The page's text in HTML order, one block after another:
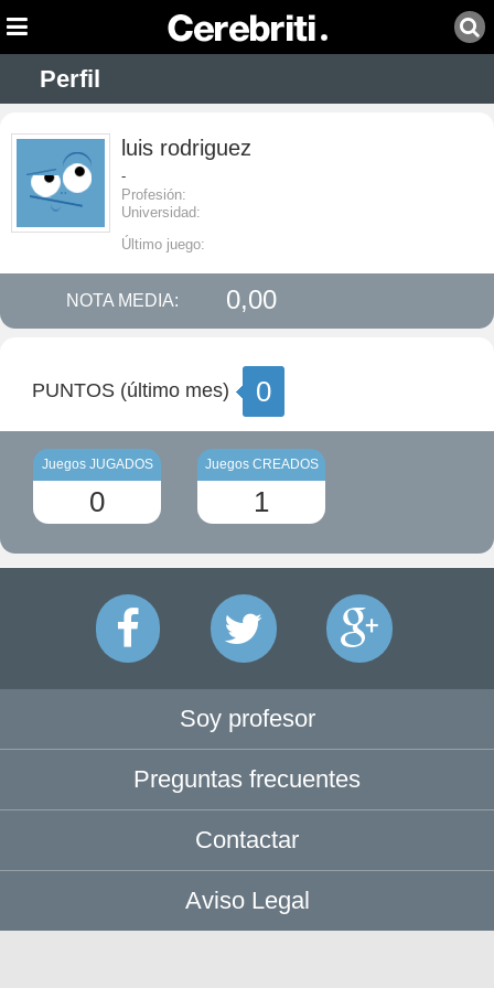
Perfil
luis rodriguez
-
Profesión:
Universidad:
Último juego:
NOTA MEDIA: 0,00
PUNTOS (último mes) 0
Juegos JUGADOS
0
Juegos CREADOS
1
Soy profesor
Preguntas frecuentes
Contactar
Aviso Legal